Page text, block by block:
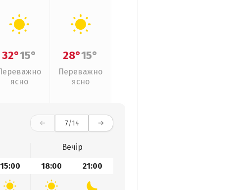
32°15°
ясно
28°15°
Переважно
ясно
7/14
Вечір
15:00 18:00 21:00